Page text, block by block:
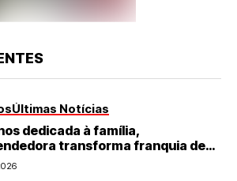
Últimas Notícias
dedicada à família,
transforma franquia de
em negócio de destaque no RN